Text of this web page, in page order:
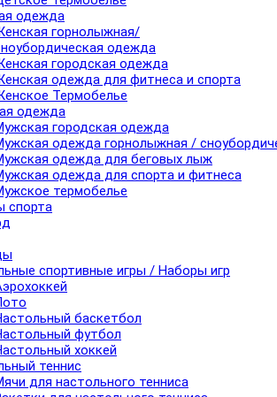
одежда
горнолыжная/
одежда
городская одежда
одежда для фитнеса и спорта
Термобелье
одежда
городская одежда
одежда горнолыжная /
одежда для беговых лыж
одежда для спорта и фитнеса
термобелье
спорта
спортивные игры / Наборы игр
баскетбол
футбол
хоккей
теннис
для настольного тенниса